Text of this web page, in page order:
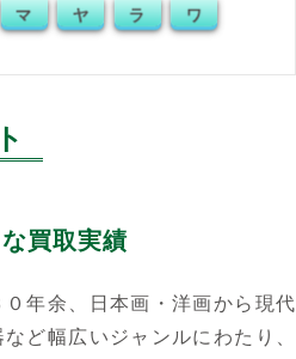
マ ヤ ラ ワ
買取実績
年余、日本画・洋画から現代
ど幅広いジャンルにわたり、